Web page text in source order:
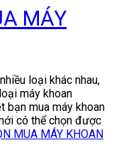
MÁY
loại khác nhau,
máy khoan
bạn mua máy khoan
có thể chọn được
MUA MÁY KHOAN